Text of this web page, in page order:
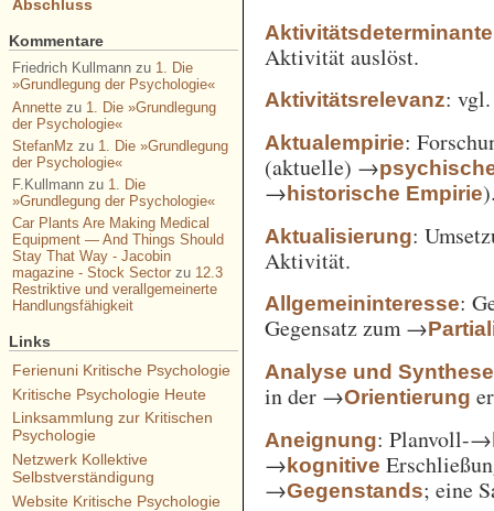
Aktivitätsdeterminante
Aktivität auslöst.
Aktivitätsrelevanz:
Aktualempirie:
(aktuelle) →
→historische Empirie
Aktualisierung:
Aktivität.
Allgemeininteresse:
Gegensatz zum →
Analyse und Synthese
in der →Orientierung
Aneignung: Planvoll-→
→kognitive
→Gegenstands; eine
Abschluss
Kommentare
Friedrich Kullmannzu 1. Die
»Grundlegung der Psychologie«
Annettezu 1. Die »Grundlegung
der Psychologie«
StefanMz zu 1. Die »Grundlegung
der Psychologie«
F.Kullmannzu 1. Die
»Grundlegung der Psychologie«
Car Plants Are Making Medical
Equipment — And Things Should
Stay That Way - Jacobin
magazine - Stock Sectorzu 12.3
Restriktive und verallgemeinerte
Handlungsfähigkeit
Links
Ferienuni Kritische Psychologie
Kritische Psychologie Heute
Linksammlung zur Kritischen
Psychologie
Netzwerk Kollektive
Selbstverständigung
Website Kritische Psychologie